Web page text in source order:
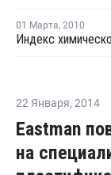
01 Марта, 2010
Индекс
22 Января, 2014
Eastman
на